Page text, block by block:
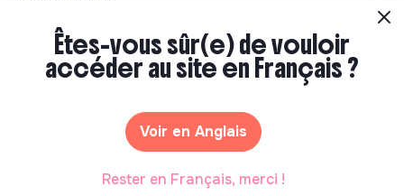
Êtes-vous sûr(e) de vouloir
accéder au site en Français ?
Voir en Anglais
Rester en Français, merci !